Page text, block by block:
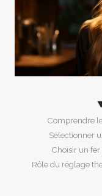
Comprendre
Sélectionner
Choisir un fer
Rôle du réglage